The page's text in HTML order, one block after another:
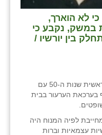
לא הוארך,
במשק, נקבע כי
בין יורשיו /
הסכם חכירה היסטורי אשר נחתם בראשית שנות ה-50 עם
בערכאת הערעור בבית
לפיה המנוח היה
עצמאיות וברות